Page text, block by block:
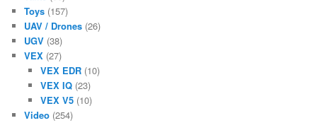
Toys (157)
UAV / Drones (26)
UGV (38)
VEX (27)
VEX EDR(10)
VEX IQ(23)
VEX V5(10)
Video (254)